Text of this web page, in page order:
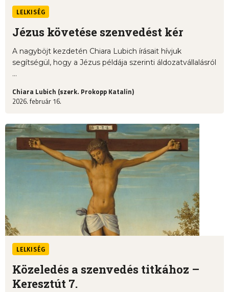
LELKISÉG
Jézus követése szenvedést kér
A nagyböjt kezdetén Chiara Lubich írásait hívjuk
segítségül, hogy a Jézus példája szerinti áldozatvállalásról
...
Chiara Lubich (szerk. Prokopp Katalin)
2026. február 16.
LELKISÉG
Közeledés a szenvedés titkához –
Keresztút 7.